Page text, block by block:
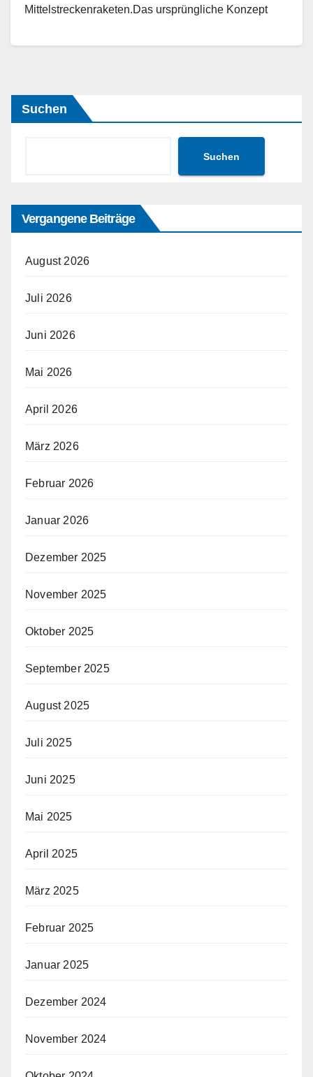
Mittelstreckenraketen.Das ursprüngliche Konzept
Weiterlesen
Suchen
Suchen
Vergangene Beiträge
August 2026
Juli 2026
Juni 2026
Mai 2026
April 2026
März 2026
Februar 2026
Januar 2026
Dezember 2025
November 2025
Oktober 2025
September 2025
August 2025
Juli 2025
Juni 2025
Mai 2025
April 2025
März 2025
Februar 2025
Januar 2025
Dezember 2024
November 2024